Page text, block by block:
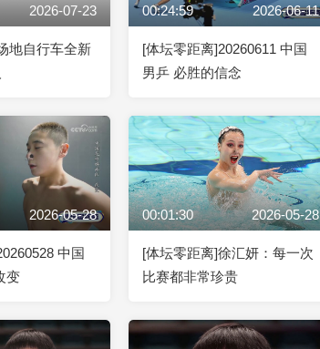
2026-07-23
地自行车全新
00:24:59 2026-06-11
[体坛零距离]20260611 中国
男乒 必胜的信念
2026-05-28
中国
变
00:01:30 2026-05-28
[体坛零距离]徐汇妍：每一次
比赛都非常珍贵